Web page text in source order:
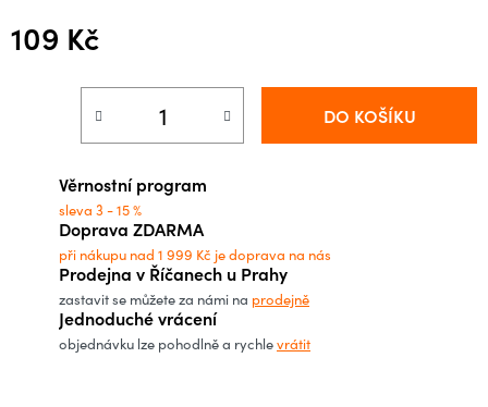
109 Kč
DO KOŠÍKU
Věrnostní program
sleva 3 - 15 %
Doprava ZDARMA
při nákupu nad 1 999 Kč je doprava na nás
Prodejna v Říčanech u Prahy
zastavit se můžete za námi na prodejně
Jednoduché vrácení
objednávku lze pohodlně a rychlevrátit